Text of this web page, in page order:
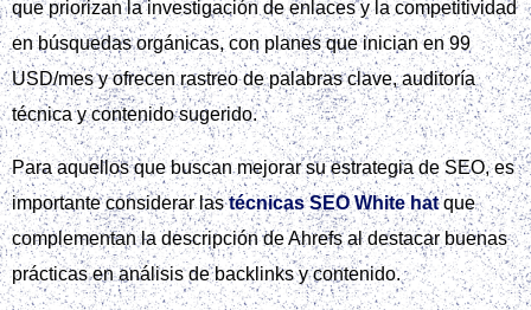
que priorizan la investigación de enlaces y la competitividad
en búsquedas orgánicas, con planes que inician en 99
USD/mes y ofrecen rastreo de palabras clave, auditoría
técnica y contenido sugerido.
Para aquellos que buscan mejorar su estrategia de SEO, es
importante considerar lastécnicas SEO White hatque
complementan la descripción de Ahrefs al destacar buenas
prácticas en análisis de backlinks y contenido.